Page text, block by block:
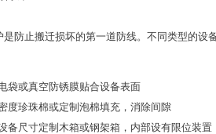
防止搬迁损坏的第一道防线。不同类型的设
袋或真空防锈膜贴合设备表面
度珍珠棉或定制泡棉填充，消除间隙
备尺寸定制木箱或钢架箱，内部设有限位装置